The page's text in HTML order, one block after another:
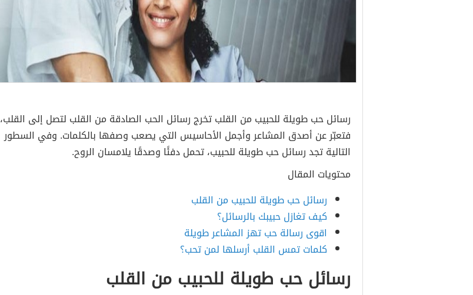
رسائل حب طويلة للحبيب من القلب تخرج رسائل الحب الصادقة من القلب لتصل إلى القلب،
فتعبّر عن أصدق المشاعر وأجمل الأحاسيس التي يصعب وصفها بالكلمات. وفي السطور
التالية تجد رسائل حب طويلة للحبيب، تحمل دفئًا وصدقًا يلامسان الروح.
محتويات المقال
رسائل حب طويلة للحبيب من القلب
كيف تغازل حبيبك بالرسائل؟
اقوى رسالة حب تهز المشاعر طويلة
كلمات تمس القلب أرسلها لمن تحب؟
رسائل حب طويلة للحبيب من القلب